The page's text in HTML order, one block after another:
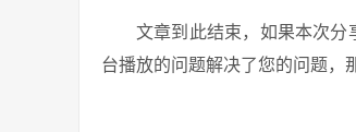
文章到此结束，如果本次分
台播放的问题解决了您的问题，